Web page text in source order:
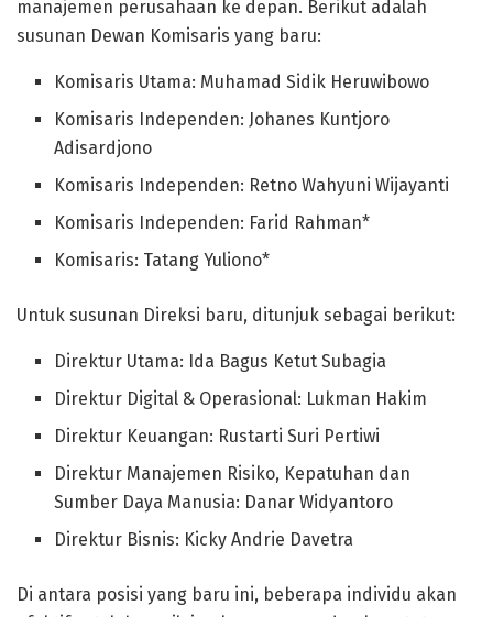
manajemen perusahaan ke depan. Berikut adalah
susunan Dewan Komisaris yang baru:
Komisaris Utama: Muhamad Sidik Heruwibowo
Komisaris Independen: Johanes Kuntjoro
Adisardjono
Komisaris Independen: Retno Wahyuni Wijayanti
Komisaris Independen: Farid Rahman*
Komisaris: Tatang Yuliono*
Untuk susunan Direksi baru, ditunjuk sebagai berikut:
Direktur Utama: Ida Bagus Ketut Subagia
Direktur Digital & Operasional: Lukman Hakim
Direktur Keuangan: Rustarti Suri Pertiwi
Direktur Manajemen Risiko, Kepatuhan dan
Sumber Daya Manusia: Danar Widyantoro
Direktur Bisnis: Kicky Andrie Davetra
Di antara posisi yang baru ini, beberapa individu akan